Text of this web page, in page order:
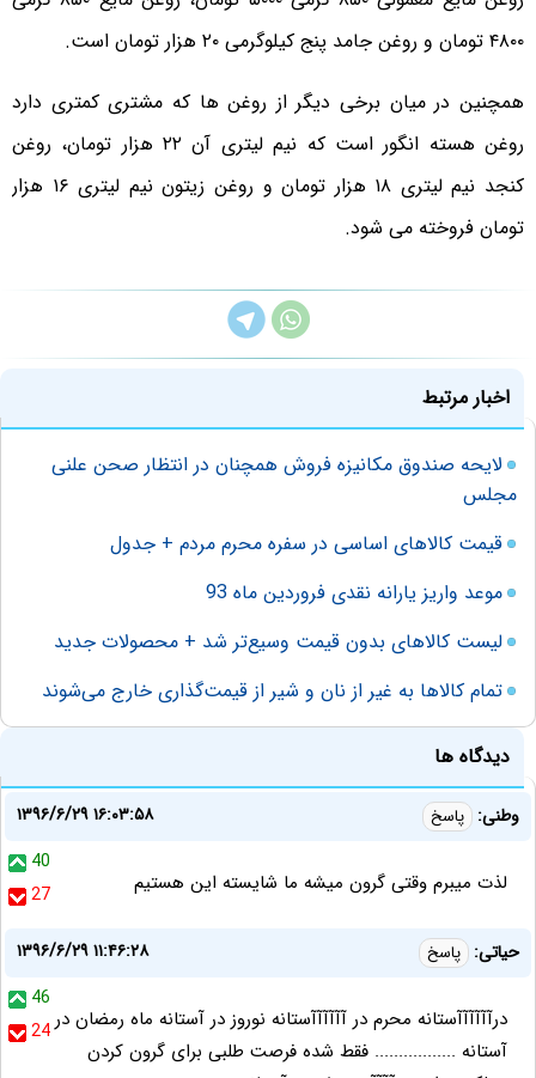
۴۸۰۰ تومان و روغن جامد پنج کیلوگرمی ۲۰ هزار تومان است.
همچنین در میان برخی دیگر از روغن ها که مشتری کمتری دارد
روغن هسته انگور است که نیم لیتری آن ۲۲ هزار تومان، روغن
کنجد نیم لیتری ۱۸ هزار تومان و روغن زیتون نیم لیتری ۱۶ هزار
تومان فروخته می شود.
اخبار مرتبط
لایحه صندوق مکانیزه فروش همچنان در انتظار صحن علنی
مجلس
قیمت کالاهای اساسی در سفره محرم مردم + جدول
موعد واریز یارانه نقدی فروردین ماه 93
لیست کالاهای بدون قیمت وسیع‌تر شد + محصولات جدید
تمام کالاها به غیر از نان و شیر از قیمت‌گذاری خارج می‌شوند
دیدگاه ها
وطنی: پاسخ
۱۳۹۶/۶/۲۹ ۱۶:۰۳:۵۸
40
27
لذت میبرم وقتی گرون میشه ما شایسته این هستیم
حیاتی: پاسخ
۱۳۹۶/۶/۲۹ ۱۱:۴۶:۲۸
46
24درآآآآآآستانه محرم در آآآآآآستانه نوروز در آستانه ماه رمضان در
آستانه ................. فقط شده فرصت طلبی برای گرون کردن